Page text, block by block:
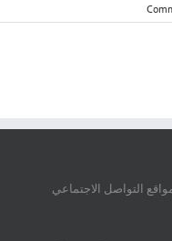
التواصل الاجتماعي